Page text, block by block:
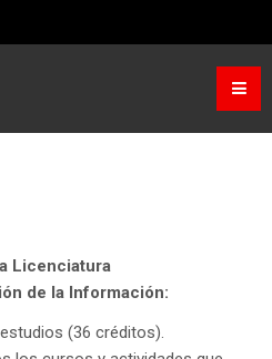
Licenciatura
de la Información:
(36 créditos).